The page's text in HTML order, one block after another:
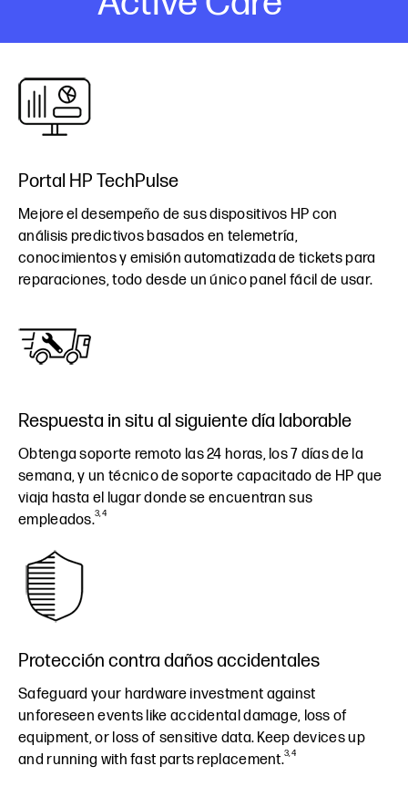
Portal HP TechPulse
Mejore el desempeño de sus dispositivos HP con
análisis predictivos basados en telemetría,
conocimientos y emisión automatizada de tickets para
reparaciones, todo desde un único panel fácil de usar.
Respuesta in situ al siguiente día laborable
Obtenga soporte remoto las 24 horas, los 7 días de la
semana, y un técnico de soporte capacitado de HP que
viaja hasta el lugar donde se encuentran sus
empleados.3,4
Protección contra daños accidentales
Safeguard your hardware investment against
unforeseen events like accidental damage, loss of
equipment, or loss of sensitive data. Keep devices up
and running with fast parts replacement.3,4